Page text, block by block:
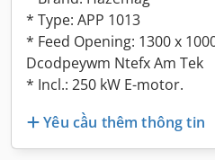
* Type: APP 1013
* Feed Opening: 1300 x
Dcodpeywm Ntefx Am Tek
* Incl.: 250 kW E-motor.
Yêu cầu thêm thông tin